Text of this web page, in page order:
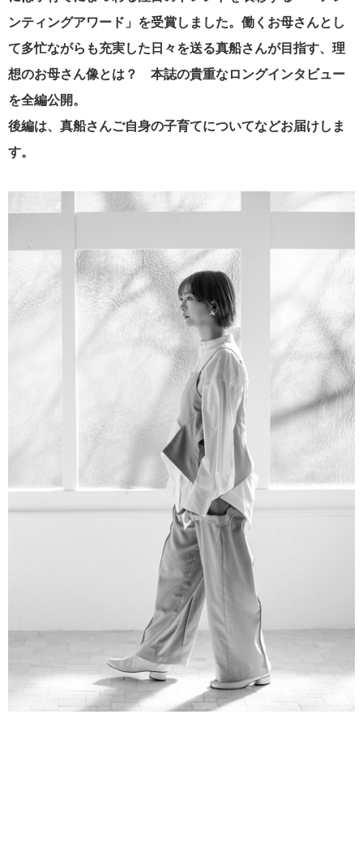
ンティングアワード」を受賞しました。働くお母さんとし
て多忙ながらも充実した日々を送る真船さんが目指す、理
想のお母さん像とは？ 本誌の貴重なロングインタビュー
を全編公開。
後編は、真船さんご自身の子育てについてなどお届けしま
す。